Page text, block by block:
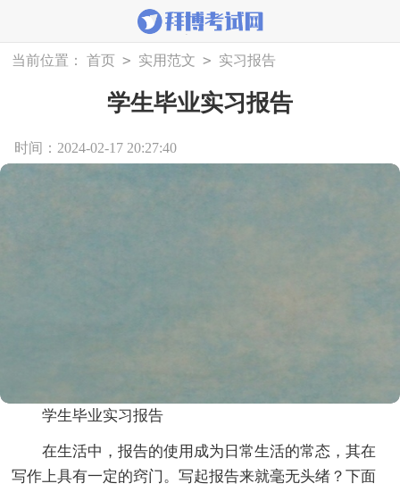
当前位置： 首页 > 实用范文 > 实习报告
学生毕业实习报告
时间：2024-02-17 20:27:40
学生毕业实习报告
在生活中，报告的使用成为日常生活的常态，其在
写作上具有一定的窍门。写起报告来就毫无头绪？下面